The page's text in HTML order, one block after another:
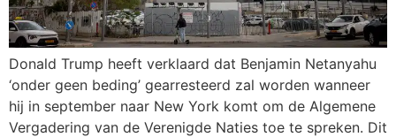
Donald Trump heeft verklaard dat Benjamin Netanyahu
‘onder geen beding’ gearresteerd zal worden wanneer
hij in september naar New York komt om de Algemene
Vergadering van de Verenigde Naties toe te spreken. Dit